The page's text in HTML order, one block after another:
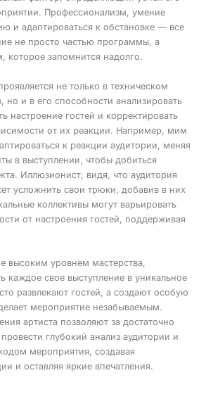
Профессионализм, умение
и адаптироваться к обстановке — все
не просто частью программы, а
которое запомнится надолго.
не только в техническом
но и в его способности анализировать
настроение гостей и корректировать
от их реакции. Например, мим
к реакции аудитории, меняя
в выступлении, чтобы добиться
Иллюзионист, видя, что аудитория
усложнить свои трюки, добавив в них
коллективы могут варьировать
от настроения гостей, поддерживая
высоким уровнем мастерства,
каждое свое выступление в уникальное
развлекают гостей, а создают особую
мероприятие незабываемым.
артиста позволяют за достаточно
глубокий анализ аудитории и
мероприятия, создавая
и оставляя яркие впечатления.